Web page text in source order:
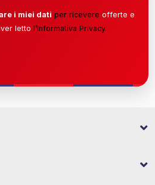
i miei dati per ricevere offerte e
letto l’Informativa Privacy.